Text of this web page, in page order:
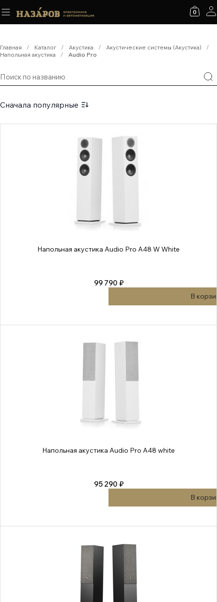
0
Главная / Каталог / Акустика / Акустические системы (Акустика)
/
Напольная акустика
/ Audio Pro
Сначала популярные
Напольная акустика Audio Pro A48 W White
99 790 ₽
В
Напольная акустика Audio Pro A48 white
95 290 ₽
В